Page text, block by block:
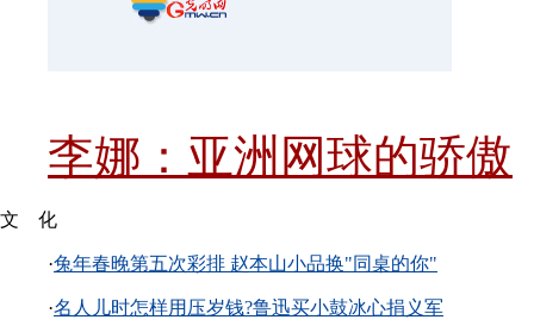
李娜：亚洲网球的骄傲
文 化
·兔年春晚第五次彩排 赵本山小品换"同桌的你"
·名人儿时怎样用压岁钱?鲁迅买小鼓冰心捐义军